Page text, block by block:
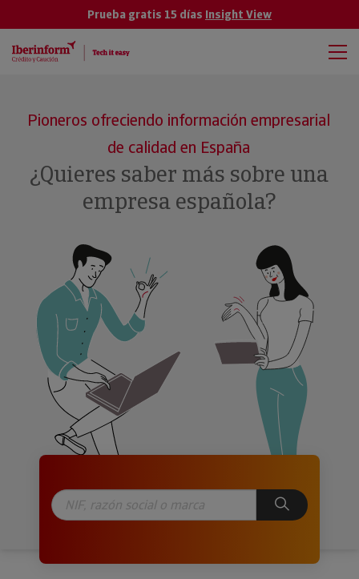
Prueba gratis 15 días Insight View
Pioneros ofreciendo información empresarial
de calidad en España
¿Quieres saber más sobre una
empresa española?